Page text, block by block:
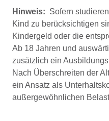
Hinweis: Sofern
Kind zu berücksichtigen
Kindergeld oder die
Ab 18 Jahren und
zusätzlich ein
Nach Überschreiten der
ein Ansatz als
außergewöhnlichen